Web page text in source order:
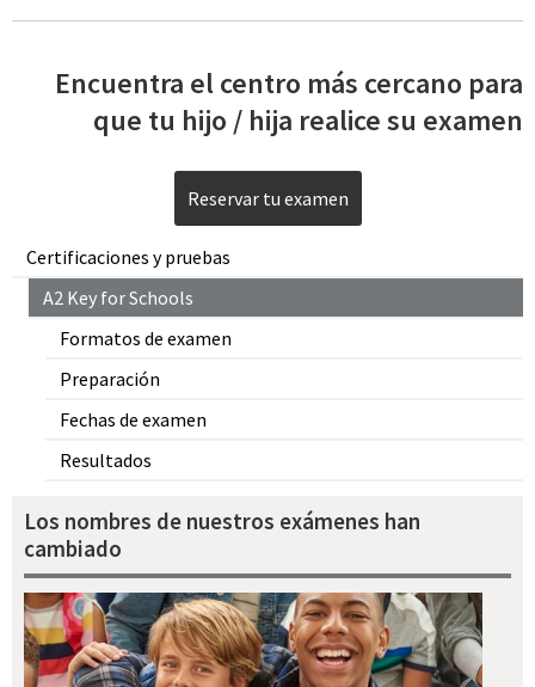
Certificaciones y pruebas
A2 Key for Schools
Formatos de examen
Preparación
Fechas de examen
Resultados
Los nombres de nuestros exámenes han
cambiado
Encuentra el centro más cercano para
que tu hijo / hija realice su examen
Reservar tu examen